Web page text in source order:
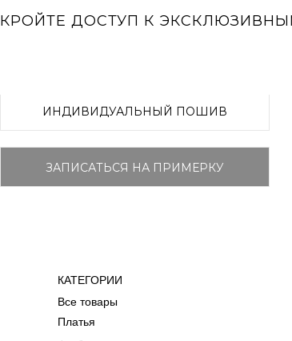
ДОСТУП К
ИНДИВИДУАЛЬНЫЙ ПОШИВ
ЗАПИСАТЬСЯ НА ПРИМЕРКУ
КАТЕГОРИИ
Все товары
ПЛАТЬЯ
КАТЕГОРИИ
Все товары
Платья
Телефон (интернет-магазин)
+7 (985) 220-22-26